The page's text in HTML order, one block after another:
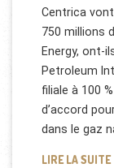
Centrica
750 millions
Energy, ont-
Petroleum
filiale à 100
d’accord
dans le gaz
LIRE LA SUITE